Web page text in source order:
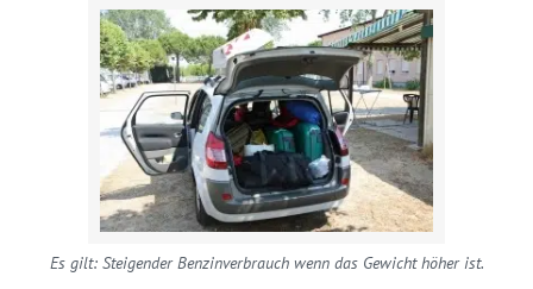
Es gilt: Steigender Benzinverbrauch wenn das Gewicht höher ist.